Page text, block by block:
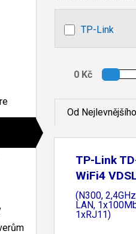
TP-Link
Od Nejlevnějšího
TP-Link
WiFi4
router
(N300,
LAN,
1xRJ11)